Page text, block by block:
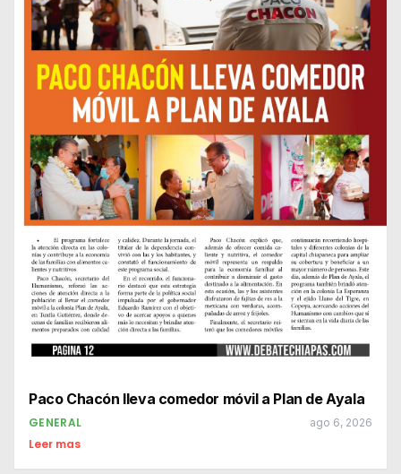
Paco Chacón lleva comedor móvil a Plan de Ayala
GENERAL ago 6, 2026
Leer mas